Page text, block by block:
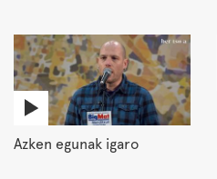
Azken egunak igaro